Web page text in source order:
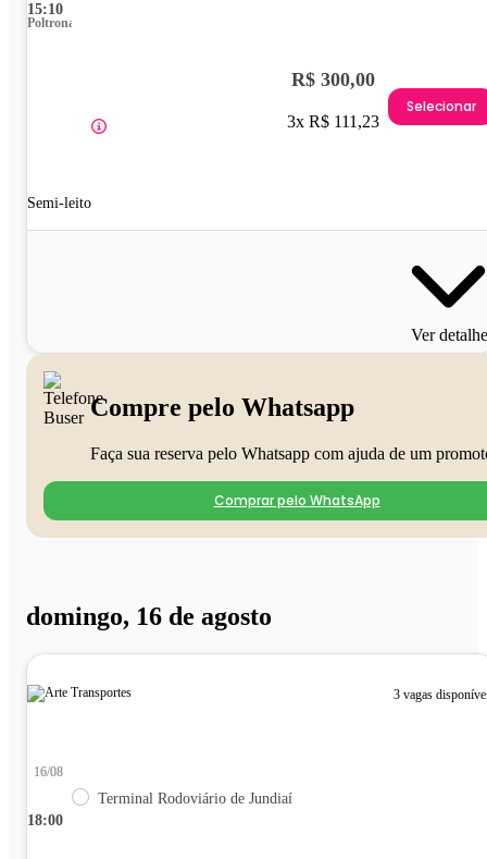
15:10
Poltrona
Semi-leito
R$ 300,00
3x R$ 111,23
Selecionar
Ver
Compre pelo Whatsapp
Faça sua reserva pelo Whatsapp com ajuda de um
Comprar pelo WhatsApp
domingo, 16 de agosto
3 vagas
18:00
16/08
Terminal Rodoviário de Jundiaí